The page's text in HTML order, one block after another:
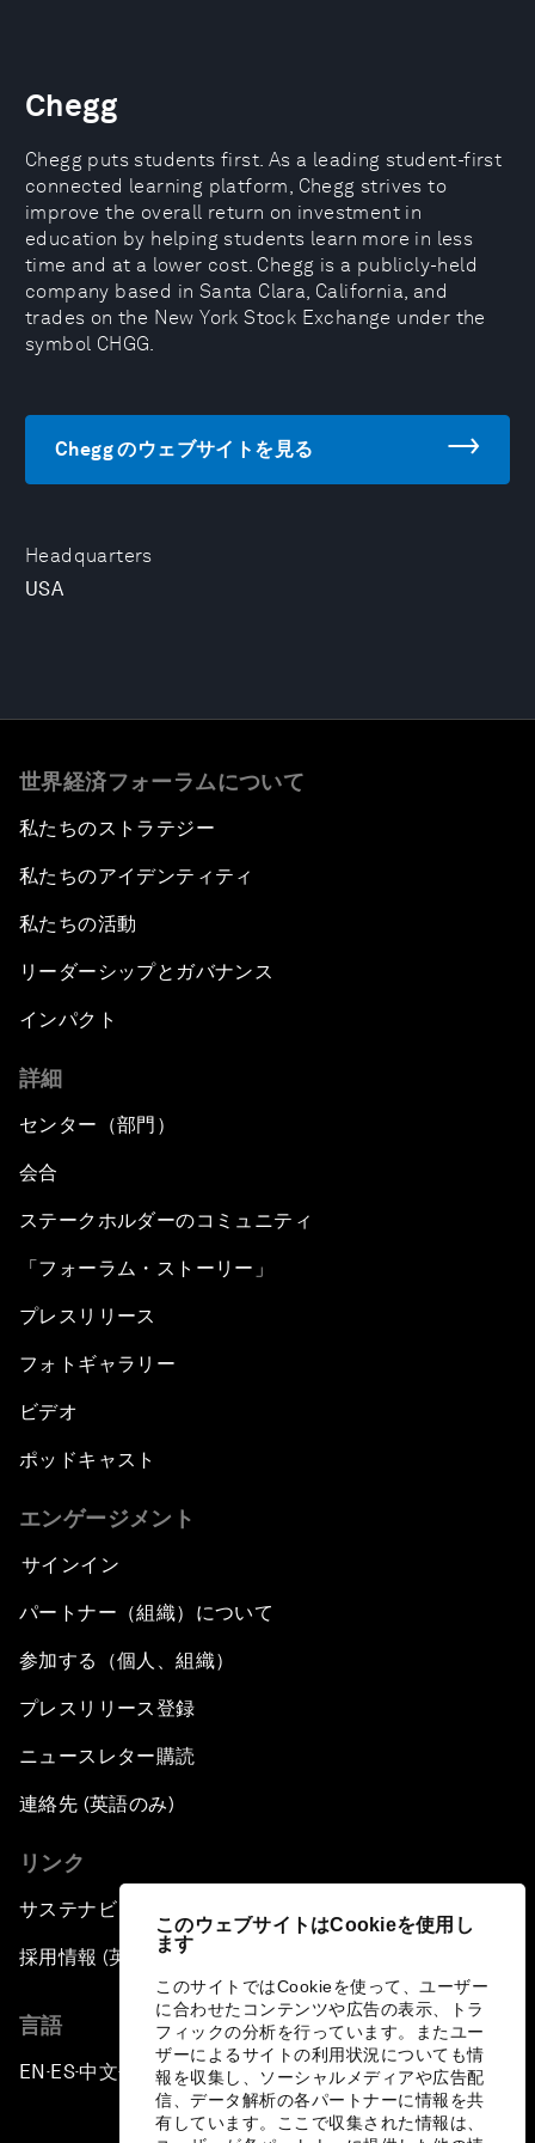
このウェブサイトはCookieを使用し
ます
このサイトではCookieを使って、ユーザー
に合わせたコンテンツや広告の表示、トラ
フィックの分析を行っています。またユー
ザーによるサイトの利用状況についても情
報を収集し、ソーシャルメディアや広告配
信、データ解析の各パートナーに情報を共
有しています。ここで収集された情報は、
Headquarters
USA
Chegg
Chegg puts students first. As a leading student-first
connected learning platform, Chegg strives to
improve the overall return on investment in
education by helping students learn more in less
time and at a lower cost. Chegg is a publicly-held
company based in Santa Clara, California, and
trades on the New York Stock Exchange under the
symbol CHGG.
Chegg のウェブサイトを見る
世界経済フォーラムについて
私たちのストラテジー
私たちのアイデンティティ
私たちの活動
リーダーシップとガバナンス
インパクト
詳細
センター（部門）
会合
ステークホルダーのコミュニティ
「フォーラム・ストーリー」
プレスリリース
フォトギャラリー
ビデオ
ポッドキャスト
エンゲージメント
サインイン
パートナー（組織）について
参加する（個人、組織）
プレスリリース登録
ニュースレター購読
連絡先 (英語のみ)
リンク
サステナビリティへの取り組み
採用情報 (英語のみ)
言語
EN ▪ES▪中文▪ 日本語